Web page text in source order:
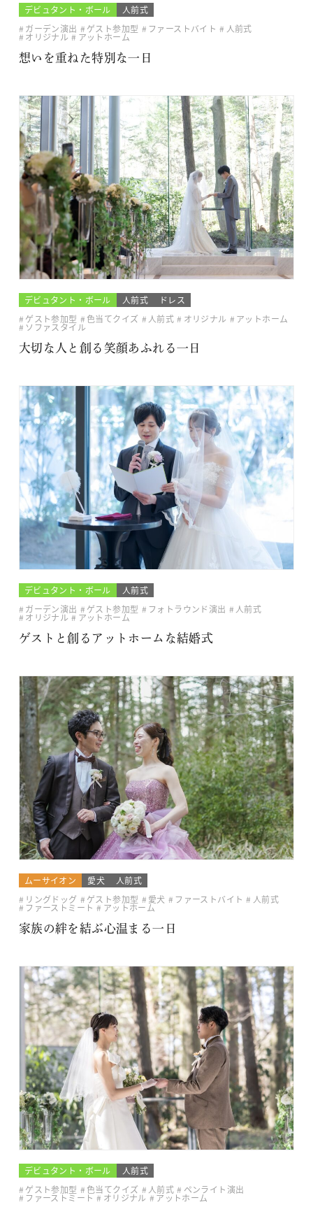
デビュタント・ボール
人前式
ガーデン演出
ゲスト参加型 ファーストバイト 人前式
オリジナル
アットホーム
想いを重ねた特別な一日
デビュタント・ボール 人前式
ドレス
ゲスト参加型
色当てクイズ 人前式 オリジナル アットホーム
ソファスタイル
大切な人と創る笑顔あふれる一日
デビュタント・ボール
人前式
ガーデン演出
ゲスト参加型 フォトラウンド演出 人前式
オリジナル
アットホーム
ゲストと創るアットホームな結婚式
ムーサイオン 愛犬
人前式
リングドッグ
ゲスト参加型 愛犬 ファーストバイト 人前式
ファーストミート
アットホーム
家族の絆を結ぶ心温まる一日
デビュタント・ボール
人前式
ゲスト参加型
色当てクイズ 人前式 ペンライト演出
ファーストミート オリジナル アットホーム